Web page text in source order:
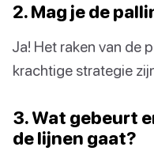
2. Mag je de
Ja! Het raken van de
krachtige strategie
3. Wat gebeurt
de lijnen gaat?